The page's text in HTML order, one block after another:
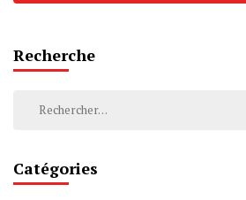
Recherche
Rechercher :
Catégories